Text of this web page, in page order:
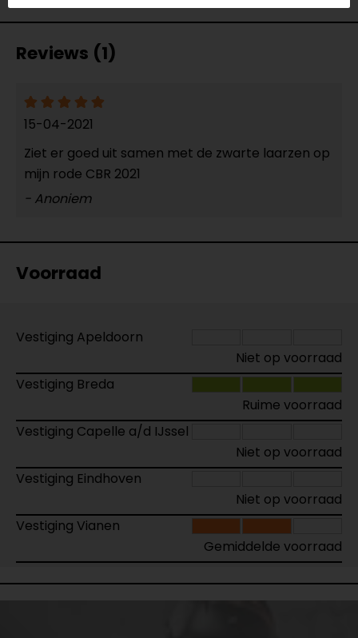
Reviews (1)
15-04-2021
Ziet er goed uit samen met de zwarte laarzen op
mijn rode CBR 2021
- Anoniem
Voorraad
Vestiging Apeldoorn
Niet op voorraad
Vestiging Breda
Ruime voorraad
Vestiging Capelle a/d IJssel
Niet op voorraad
Vestiging Eindhoven
Niet op voorraad
Vestiging Vianen
Gemiddelde voorraad